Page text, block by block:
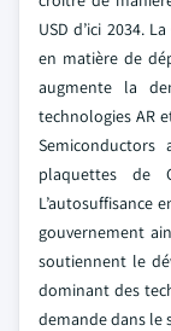
USD d’ici 2034.
en matière de
augmente la
technologies AR
plaquettes de
L’autosuffisance
gouvernement
soutiennent le
dominant des
demande dans le